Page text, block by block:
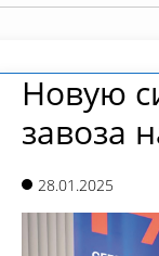
Новую
завоза
28.01.2025